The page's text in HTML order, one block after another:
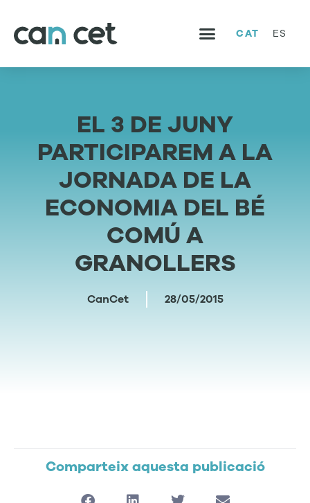
CAT ES
EL 3 DE JUNY
PARTICIPAREM A LA
JORNADA DE LA
ECONOMIA DEL BÉ
COMÚ A
GRANOLLERS
CanCet 28/05/2015
Comparteix aquesta publicació